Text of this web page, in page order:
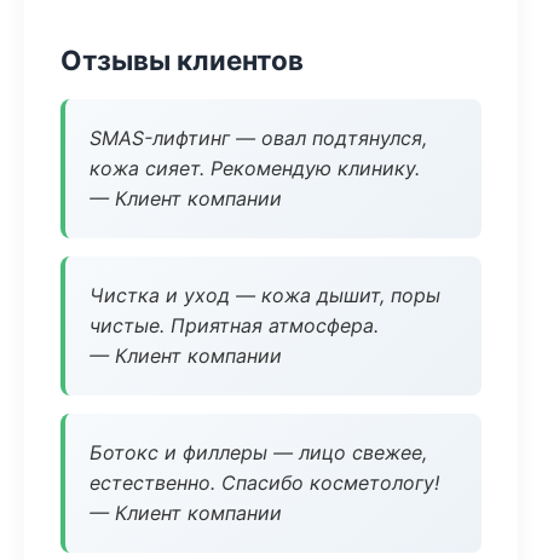
Отзывы клиентов
SMAS-лифтинг — овал подтянулся,
кожа сияет. Рекомендую клинику.
— Клиент компании
Чистка и уход — кожа дышит, поры
чистые. Приятная атмосфера.
— Клиент компании
Ботокс и филлеры — лицо свежее,
естественно. Спасибо косметологу!
— Клиент компании